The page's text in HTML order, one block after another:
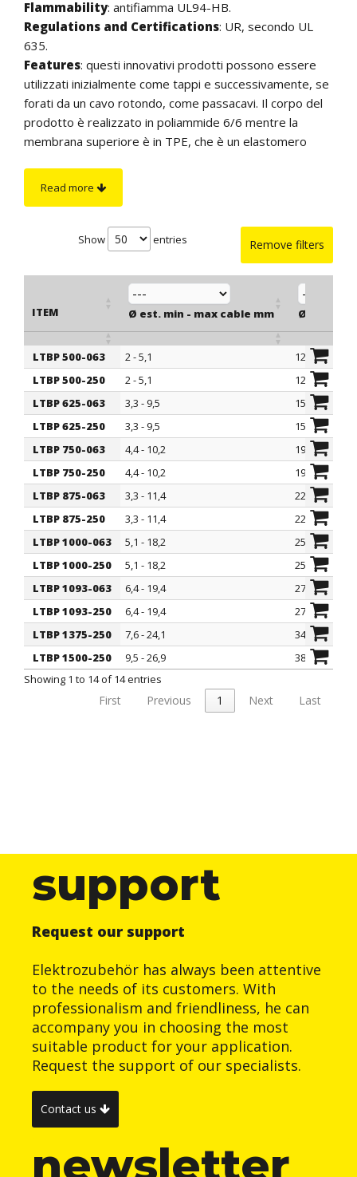
Flammability: antifiamma UL94-HB.
Regulations and Certifications: UR, secondo UL
635.
Features: questi innovativi prodotti possono essere
utilizzati inizialmente come tappi e successivamente, se
forati da un cavo rotondo, come passacavi. Il corpo del
prodotto è realizzato in poliammide 6/6 mentre la
membrana superiore è in TPE, che è un elastomero
isolamento e protezione meccanica a cavi elettrici, cavi
di telecomunicazione e tubi. Si innestano nei fori con la
semplice pressione delle dita e, grazie ai dentini di
fissaggio, si fissano a scatto adattandosi allo spessore
del telaio fino ad un massimo indicato in tabella.
Possono essere installati in telai con uno spessore
variabile da 0,5 mm a 6,4 mm.
Read more
Remove filters
Show entries
ITEM Ø est. min - max cable mm Ø
ITEM
Ø est. min - max cable mm Ø
LTBP 500-063 2 - 5,1
12,7
LTBP 500-250
2 - 5,1
12,7
LTBP 625-063
3,3 - 9,5
15,9
LTBP 625-250
3,3 - 9,5
15,9
LTBP 750-063
4,4 - 10,2
19,1
LTBP 750-250
4,4 - 10,2
19,1
LTBP 875-063
3,3 - 11,4
22,2
LTBP 875-250
3,3 - 11,4
22,2
LTBP 1000-063
5,1 - 18,2
25,4
LTBP 1000-250
5,1 - 18,2
25,4
LTBP 1093-063
6,4 - 19,4
27,8
LTBP 1093-250
6,4 - 19,4
27,8
LTBP 1375-250
7,6 - 24,1
34,9
LTBP 1500-250
9,5 - 26,9
38,1
Showing 1 to 14 of 14 entries
First Previous 1 Next Last
support
Request our support
Elektrozubehör has always been attentive
to the needs of its customers. With
professionalism and friendliness, he can
accompany you in choosing the most
suitable product for your application.
Request the support of our specialists.
Contact us
newsletter